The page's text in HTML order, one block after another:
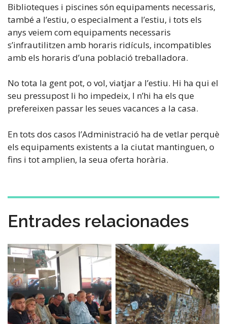
Biblioteques i piscines són equipaments necessaris,
també a l’estiu, o especialment a l’estiu, i tots els
anys veiem com equipaments necessaris
s’infrautilitzen amb horaris ridículs, incompatibles
amb els horaris d’una població treballadora.
No tota la gent pot, o vol, viatjar a l’estiu. Hi ha qui el
seu pressupost li ho impedeix, I n’hi ha els que
prefereixen passar les seues vacances a la casa.
En tots dos casos l’Administració ha de vetlar perquè
els equipaments existents a la ciutat mantinguen, o
fins i tot amplien, la seua oferta horària.
Entrades relacionades